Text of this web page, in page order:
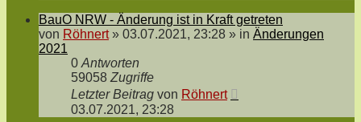
BauO NRW - Änderung ist in Kraft getreten
von Röhnert» 03.07.2021, 23:28 » in Änderungen
2021
0 Antworten
59058 Zugriffe
Letzter Beitrag von Röhnert
03.07.2021, 23:28